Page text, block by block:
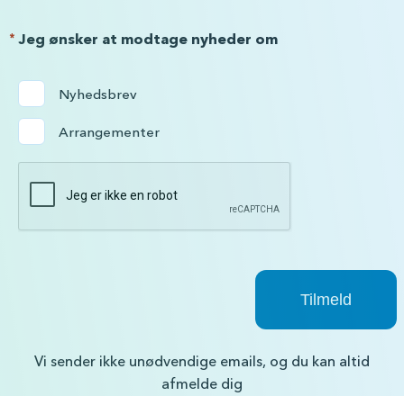
Jeg ønsker at modtage nyheder om
*
Nyhedsbrev
Arrangementer
Vi sender ikke unødvendige emails, og du kan altid
afmelde dig